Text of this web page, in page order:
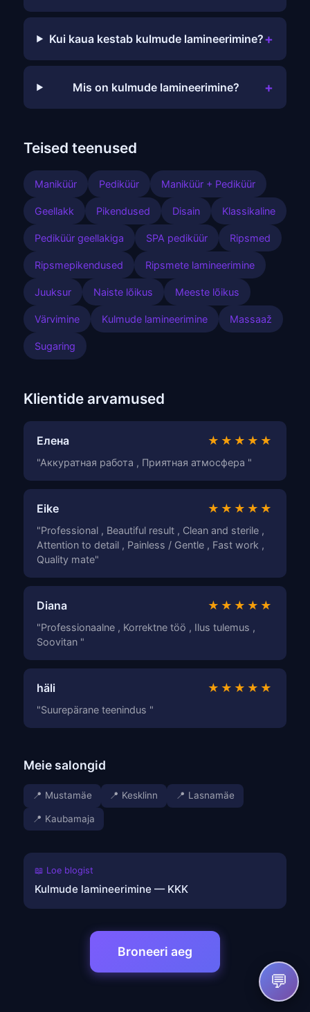
Kui kaua kestab kulmude lamineerimine?+
Mis on kulmude lamineerimine? +
Teised teenused
Maniküür Pediküür Maniküür + Pediküür
Geellakk Pikendused Disain Klassikaline
Pediküür geellakiga SPA pediküür Ripsmed
Ripsmepikendused Ripsmete lamineerimine
Juuksur Naiste lõikus Meeste lõikus
Värvimine Kulmude lamineerimine Massaaž
Sugaring
Klientide arvamused
Елена ★★★★★
"Аккуратная работа , Приятная атмосфера "
Eike ★★★★★
"Professional , Beautiful result , Clean and sterile ,
Attention to detail , Painless / Gentle , Fast work ,
Quality mate"
Diana ★★★★★
"Professionaalne , Korrektne töö , Ilus tulemus ,
Soovitan "
häli ★★★★★
"Suurepärane teenindus "
Meie salongid
📍 Mustamäe 📍 Kesklinn 📍 Lasnamäe
📍 Kaubamaja
📖 Loe blogist
Kulmude lamineerimine — KKK
Broneeri aeg
💬